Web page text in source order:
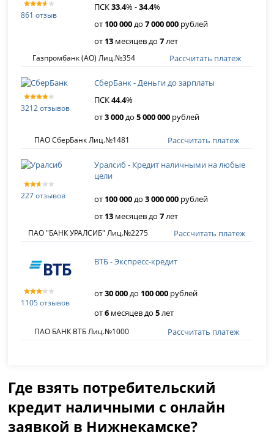
861 отзыв
ПСК33.4% -34.4%
от 100 000до7 000 000 рублей
от 13 месяцев до7лет
Газпромбанк (АО) Лиц.№354 Рассчитать платеж
3212 отзывов
СберБанк - Деньги до зарплаты
ПСК44.4%
от3 000до5 000 000 рублей
ПАО СберБанк Лиц.№1481 Рассчитать платеж
227 отзывов
Уралсиб - Кредит наличными на любые
цели
от 100 000до3 000 000 рублей
от 13 месяцев до7лет
ПАО "БАНК УРАЛСИБ" Лиц.№2275 Рассчитать платеж
1105 отзывов
ВТБ - Экспресс-кредит
от30 000до 100 000 рублей
от6 месяцев до5лет
ПАО БАНК ВТБ Лиц.№1000 Рассчитать платеж
Где взять потребительский
кредит наличными с онлайн
заявкой в Нижнекамске?